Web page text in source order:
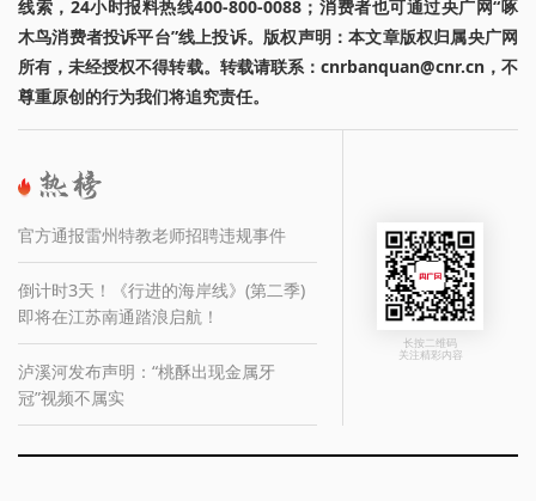
线索，24小时报料热线400-800-0088；消费者也可通过央广网“啄
木鸟消费者投诉平台”线上投诉。版权声明：本文章版权归属央广网
所有，未经授权不得转载。转载请联系：cnrbanquan@cnr.cn，不
尊重原创的行为我们将追究责任。
官方通报雷州特教老师招聘违规事件
倒计时3天！《行进的海岸线》(第二季)
即将在江苏南通踏浪启航！
泸溪河发布声明：“桃酥出现金属牙
冠”视频不属实
长按二维码
关注精彩内容